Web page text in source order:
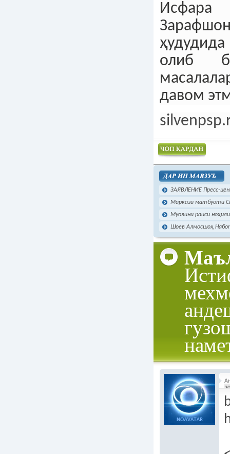
олиб
давом
Чоп намудан
ЗАЯВЛЕНИЕ Пресс-
Маркази матбуоти
Муовини раиси
Шоев Алмосшоҳ